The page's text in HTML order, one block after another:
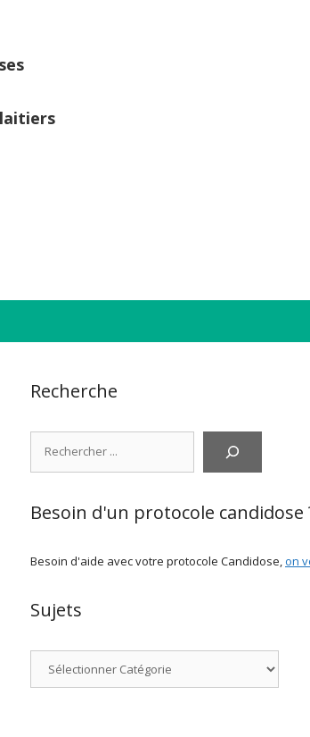
Recherche
Besoin d'un protocole candidose
Besoin d'aide avec votre protocole Candidose, on
Sujets